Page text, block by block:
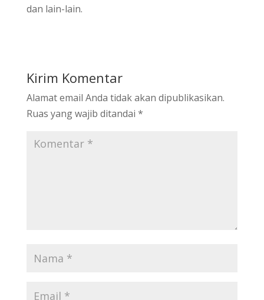
dan lain-lain.
Kirim Komentar
Alamat email Anda tidak akan dipublikasikan.
Ruas yang wajib ditandai *